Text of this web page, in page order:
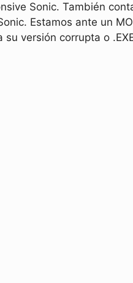
Sonic. También
Estamos ante un
versión corrupta o